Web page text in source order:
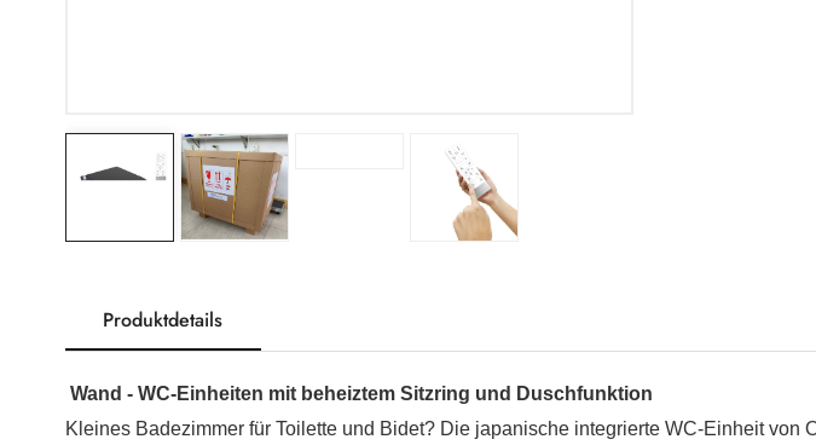
Produktdetails
Wand - WC-Einheiten mit beheiztem Sitzring und Duschfunktion
Kleines Badezimmer für Toilette und Bidet? Die japanische integrierte WC-Einheit von